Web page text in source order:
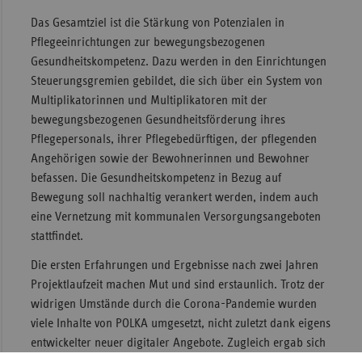
Das Gesamtziel ist die Stärkung von Potenzialen in
Pflegeeinrichtungen zur bewegungsbezogenen
Gesundheitskompetenz. Dazu werden in den Einrichtungen
Steuerungsgremien gebildet, die sich über ein System von
Multiplikatorinnen und Multiplikatoren mit der
bewegungsbezogenen Gesundheitsförderung ihres
Pflegepersonals, ihrer Pflegebedürftigen, der pflegenden
Angehörigen sowie der Bewohnerinnen und Bewohner
befassen. Die Gesundheitskompetenz in Bezug auf
Bewegung soll nachhaltig verankert werden, indem auch
eine Vernetzung mit kommunalen Versorgungsangeboten
stattfindet.
Die ersten Erfahrungen und Ergebnisse nach zwei Jahren
Projektlaufzeit machen Mut und sind erstaunlich. Trotz der
widrigen Umstände durch die Corona-Pandemie wurden
viele Inhalte von POLKA umgesetzt, nicht zuletzt dank eigens
entwickelter neuer digitaler Angebote. Zugleich ergab sich